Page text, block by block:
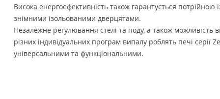
Висока енергоефективність також гарантується потрійною
знімними ізольованими дверцятами.
Незалежне регулювання стелі та поду, а також можливість
різних індивідуальних програм випалу роблять печі серії
універсальними та функціональними.